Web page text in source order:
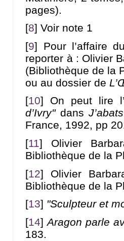
pages).
[8]Voir note 1
[9] Pour l’affaire
reporter à : Olivier
(Bibliothèque de la
ou au dossier de
[10] On peut lire
d’Ivry"dans
France, 1992, pp
[11] Olivier
Bibliothèque de la
[12] Olivier
Bibliothèque de la
[13] "Sculpteur et
[14]Aragon parle
183.